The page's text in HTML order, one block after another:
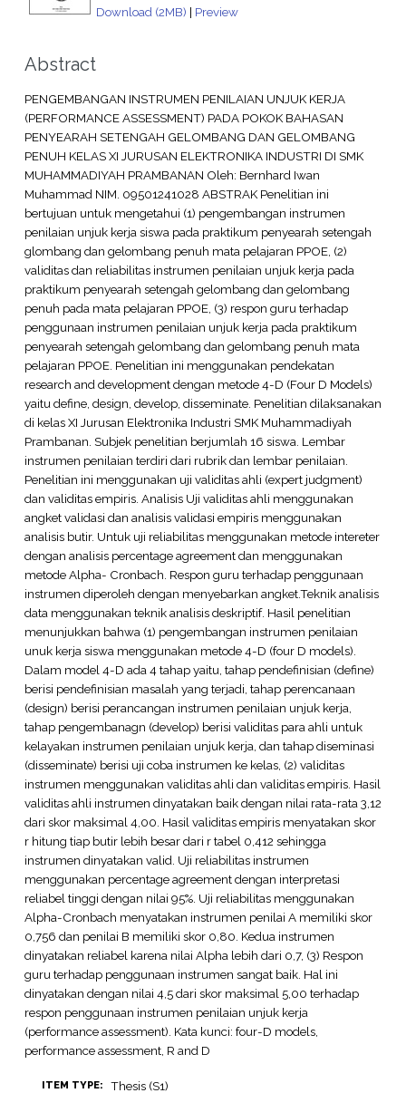
Download (2MB) | Preview
Abstract
PENGEMBANGAN INSTRUMEN PENILAIAN UNJUK KERJA
(PERFORMANCE ASSESSMENT) PADA POKOK BAHASAN
PENYEARAH SETENGAH GELOMBANG DAN GELOMBANG
PENUH KELAS XI JURUSAN ELEKTRONIKA INDUSTRI DI SMK
MUHAMMADIYAH PRAMBANAN Oleh: Bernhard Iwan
Muhammad NIM. 09501241028 ABSTRAK Penelitian ini
bertujuan untuk mengetahui (1) pengembangan instrumen
penilaian unjuk kerja siswa pada praktikum penyearah setengah
glombang dan gelombang penuh mata pelajaran PPOE, (2)
validitas dan reliabilitas instrumen penilaian unjuk kerja pada
praktikum penyearah setengah gelombang dan gelombang
penuh pada mata pelajaran PPOE, (3) respon guru terhadap
penggunaan instrumen penilaian unjuk kerja pada praktikum
penyearah setengah gelombang dan gelombang penuh mata
pelajaran PPOE. Penelitian ini menggunakan pendekatan
research and development dengan metode 4-D (Four D Models)
yaitu define, design, develop, disseminate. Penelitian dilaksanakan
di kelas XI Jurusan Elektronika Industri SMK Muhammadiyah
Prambanan. Subjek penelitian berjumlah 16 siswa. Lembar
instrumen penilaian terdiri dari rubrik dan lembar penilaian.
Penelitian ini menggunakan uji validitas ahli (expert judgment)
dan validitas empiris. Analisis Uji validitas ahli menggunakan
angket validasi dan analisis validasi empiris menggunakan
analisis butir. Untuk uji reliabilitas menggunakan metode intereter
dengan analisis percentage agreement dan menggunakan
metode Alpha- Cronbach. Respon guru terhadap penggunaan
instrumen diperoleh dengan menyebarkan angket.Teknik analisis
data menggunakan teknik analisis deskriptif. Hasil penelitian
menunjukkan bahwa (1) pengembangan instrumen penilaian
unuk kerja siswa menggunakan metode 4-D (four D models).
Dalam model 4-D ada 4 tahap yaitu, tahap pendefinisian (define)
berisi pendefinisian masalah yang terjadi, tahap perencanaan
(design) berisi perancangan instrumen penilaian unjuk kerja,
tahap pengembanagn (develop) berisi validitas para ahli untuk
kelayakan instrumen penilaian unjuk kerja, dan tahap diseminasi
(disseminate) berisi uji coba instrumen ke kelas, (2) validitas
instrumen menggunakan validitas ahli dan validitas empiris. Hasil
validitas ahli instrumen dinyatakan baik dengan nilai rata-rata 3,12
dari skor maksimal 4,00. Hasil validitas empiris menyatakan skor
r hitung tiap butir lebih besar dari r tabel 0,412 sehingga
instrumen dinyatakan valid. Uji reliabilitas instrumen
menggunakan percentage agreement dengan interpretasi
reliabel tinggi dengan nilai 95%. Uji reliabilitas menggunakan
Alpha-Cronbach menyatakan instrumen penilai A memiliki skor
0,756 dan penilai B memiliki skor 0,80. Kedua instrumen
dinyatakan reliabel karena nilai Alpha lebih dari 0,7, (3) Respon
guru terhadap penggunaan instrumen sangat baik. Hal ini
dinyatakan dengan nilai 4,5 dari skor maksimal 5,00 terhadap
respon penggunaan instrumen penilaian unjuk kerja
(performance assessment). Kata kunci: four-D models,
performance assessment, R and D
ITEM TYPE: Thesis (S1)